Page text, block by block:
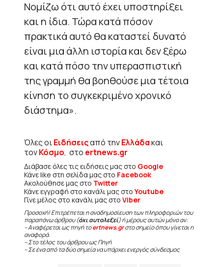
Νομίζω ότι αυτό έχει υποστηρίξει
και η ίδια. Τώρα κατά πόσον
πρακτικά αυτό θα καταστεί δυνατό
είναι μια άλλη ιστορία και δεν ξέρω
και κατά πόσο την υπερασπιστική
της γραμμή θα βοηθούσε μια τέτοια
κίνηση το συγκεκριμένο χρονικό
διάστημα».
Όλες οιΕιδήσειςαπό τηνΕλλάδακαι
τονΚόσμο, στο ertnews.gr
Διάβασε όλες τις ειδήσεις μας στο Google
Κάνε like στη σελίδα μας στο Facebook
Ακολούθησε μας στο Twitter
Κάνε εγγραφή στο κανάλι μας στοYoutube
Γίνε μέλος στο κανάλι μας στο Viber
Προσοχή! Επιτρέπεται η αναδημοσίευση των πληροφοριών του
παραπάνω άρθρου (όχι αυτολεξεί) ή μέρους αυτών μόνο αν:
– Αναφέρεται ως πηγή τοertnews.grστο σημείο όπου γίνεται η
αναφορά.
– Στο τέλος του άρθρου ως Πηγή
– Σε ένα από τα δύο σημεία να υπάρχει ενεργός σύνδεσμος